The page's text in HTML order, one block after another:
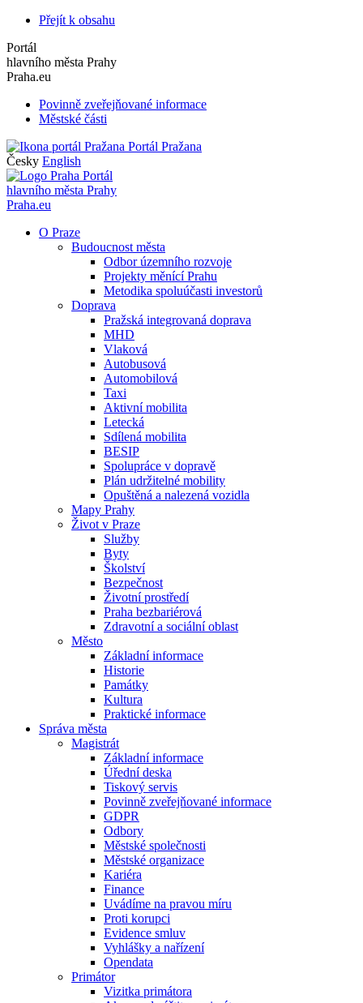
Přejít k obsahu
Portál
hlavního města Prahy
Praha.eu
Povinně zveřejňované informace
Městské části
Portál Pražana
Česky English
Portál
hlavního města Prahy
Praha.eu
O Praze
Budoucnost města
Odbor územního rozvoje
Projekty měnící Prahu
Metodika spoluúčasti investorů
Doprava
Pražská integrovaná doprava
MHD
Vlaková
Autobusová
Automobilová
Taxi
Aktivní mobilita
Letecká
Sdílená mobilita
BESIP
Spolupráce v dopravě
Plán udržitelné mobility
Opuštěná a nalezená vozidla
Mapy Prahy
Život v Praze
Služby
Byty
Školství
Bezpečnost
Životní prostředí
Praha bezbariérová
Zdravotní a sociální oblast
Město
Základní informace
Historie
Památky
Kultura
Praktické informace
Správa města
Magistrát
Základní informace
Úřední deska
Tiskový servis
Povinně zveřejňované informace
GDPR
Odbory
Městské společnosti
Městské organizace
Kariéra
Finance
Uvádíme na pravou míru
Proti korupci
Evidence smluv
Vyhlášky a nařízení
Opendata
Primátor
Vizitka primátora